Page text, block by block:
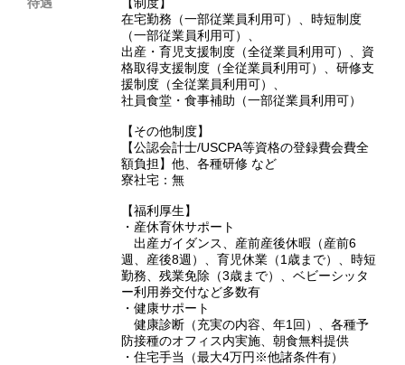
在宅勤務（一部従業員利用可）、時短制度
（一部従業員利用可）、
出産・育児支援制度（全従業員利用可）、資
格取得支援制度（全従業員利用可）、研修支
援制度（全従業員利用可）、
社員食堂・食事補助（一部従業員利用可）
【その他制度】
【公認会計士/USCPA等資格の登録費会費全
額負担】他、各種研修 など
寮社宅：無
【福利厚生】
・産休育休サポート
出産ガイダンス、産前産後休暇（産前6
週、産後8週）、育児休業（1歳まで）、時短
勤務、残業免除（3歳まで）、ベビーシッタ
ー利用券交付など多数有
・健康サポート
健康診断（充実の内容、年1回）、各種予
防接種のオフィス内実施、朝食無料提供
・住宅手当（最大4万円※他諸条件有）